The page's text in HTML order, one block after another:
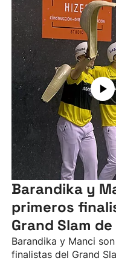
Barandika y
primeros
Grand Slam
Barandika y Manci
finalistas del Grand